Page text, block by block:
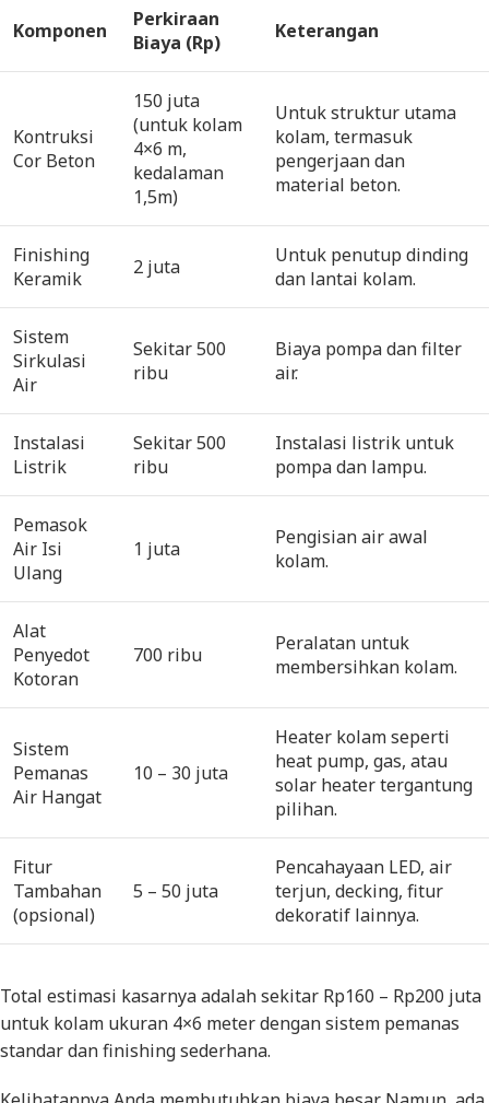
Komponen
Perkiraan
Biaya (Rp)
Keterangan
Kontruksi
Cor Beton
150 juta
(untuk kolam
4×6 m,
kedalaman
1,5m)
Untuk struktur utama
kolam, termasuk
pengerjaan dan
material beton.
Finishing
Keramik
2 juta
Untuk penutup dinding
dan lantai kolam.
Sistem
Sirkulasi
Air
Sekitar 500
ribu
Biaya pompa dan filter
air.
Instalasi
Listrik
Sekitar 500
ribu
Instalasi listrik untuk
pompa dan lampu.
Pemasok
Air Isi
Ulang
1 juta
Pengisian air awal
kolam.
Alat
Penyedot
Kotoran
700 ribu
Peralatan untuk
membersihkan kolam.
Sistem
Pemanas
Air Hangat
10 – 30 juta
Heater kolam seperti
heat pump, gas, atau
solar heater tergantung
pilihan.
Fitur
Tambahan
(opsional)
5 – 50 juta
Pencahayaan LED, air
terjun, decking, fitur
dekoratif lainnya.
Total estimasi kasarnya adalah sekitar Rp160 – Rp200 juta
untuk kolam ukuran 4×6 meter dengan sistem pemanas
standar danfinishingsederhana.